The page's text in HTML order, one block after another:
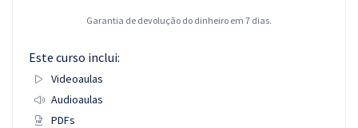
Garantia de devolução do dinheiro em 7 dias.
Este curso inclui:
Videoaulas
Audioaulas
PDFs